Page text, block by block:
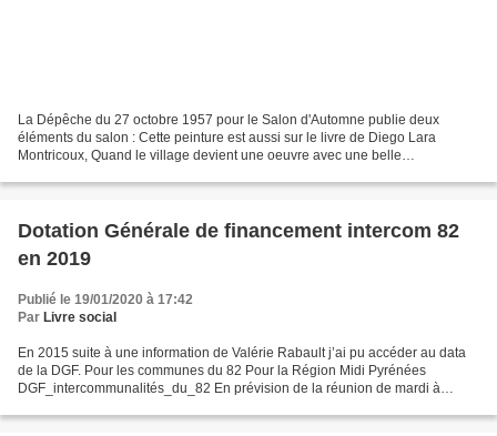
La Dépêche du 27 octobre 1957 pour le Salon d'Automne publie deux
éléments du salon : Cette peinture est aussi sur le livre de Diego Lara
Montricoux, Quand le village devient une oeuvre avec une belle
Dotation Générale de financement intercom 82
en 2019
Publié le 19/01/2020 à 17:42
Par Livre social
En 2015 suite à une information de Valérie Rabault j’ai pu accéder au data
de la DGF. Pour les communes du 82 Pour la Région Midi Pyrénées
DGF_intercommunalités_du_82 En prévision de la réunion de mardi à